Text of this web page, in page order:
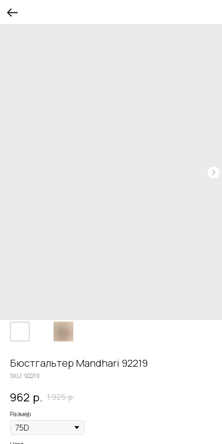
Бюстгальтер Mandhari 92219
SKU: 92219
962 р. 1 925р.
Размер